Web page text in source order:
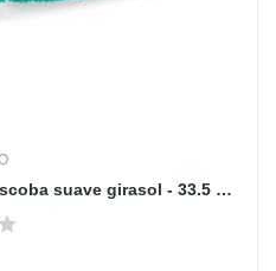
Repuesto escoba suave girasol - 33.5 cm -...